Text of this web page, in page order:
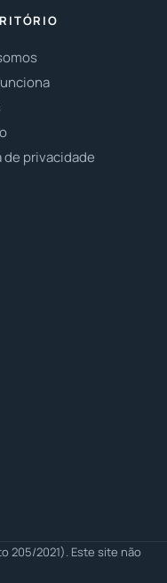
de privacidade
205/2021). Este site não